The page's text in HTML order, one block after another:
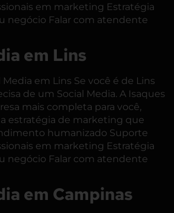
em marketing Estratégia
negócio Falar com atendente
em Lins
em Lins Se você é de Lins
de um Social Media. A Isaques
mais completa para você,
estratégia de marketing que
humanizado Suporte
em marketing Estratégia
negócio Falar com atendente
em Campinas